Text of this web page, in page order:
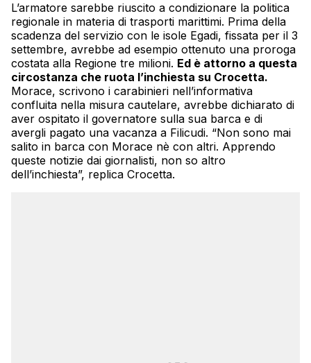
L’armatore sarebbe riuscito a condizionare la politica
regionale in materia di trasporti marittimi. Prima della
scadenza del servizio con le isole Egadi, fissata per il 3
settembre, avrebbe ad esempio ottenuto una proroga
costata alla Regione tre milioni. Ed è attorno a questa
circostanza che ruota l’inchiesta su Crocetta.
Morace, scrivono i carabinieri nell’informativa
confluita nella misura cautelare, avrebbe dichiarato di
aver ospitato il governatore sulla sua barca e di
avergli pagato una vacanza a Filicudi. “Non sono mai
salito in barca con Morace nè con altri. Apprendo
queste notizie dai giornalisti, non so altro
dell’inchiesta”, replica Crocetta.